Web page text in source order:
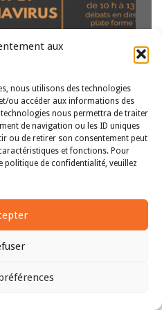
aux
nous utilisons des technologies
ou accéder aux informations des
nous permettra de traiter
de navigation ou les ID uniques
ou de retirer son consentement peut
et fonctions. Pour
de confidentialité, veuillez
de droit public à l’Université
crise sanitaire, les libertés
comme un sujet d’analyse
fondamentales sont
période de pandémie…Lire la
droits et libertés fondamentaux
|mentions légales